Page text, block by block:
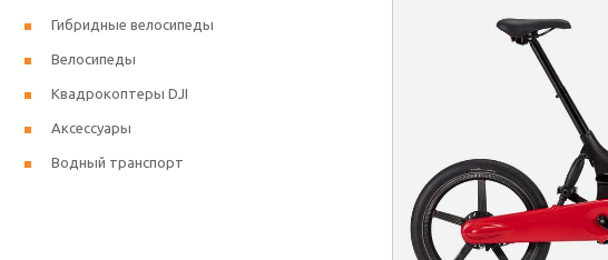
Гибридные велосипеды
Велосипеды
Квадрокоптеры DJI
Аксессуары
Водный транспорт